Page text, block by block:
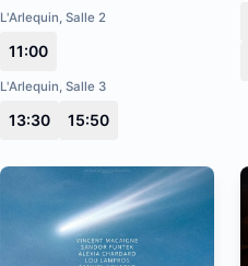
L'Arlequin, Salle 2
11:00
L'Arlequin, Salle 3
13:30 15:50